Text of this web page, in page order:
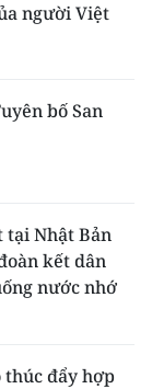
người Việt
bố San
tại Nhật Bản
kết dân
nước nhớ
thúc đẩy hợp